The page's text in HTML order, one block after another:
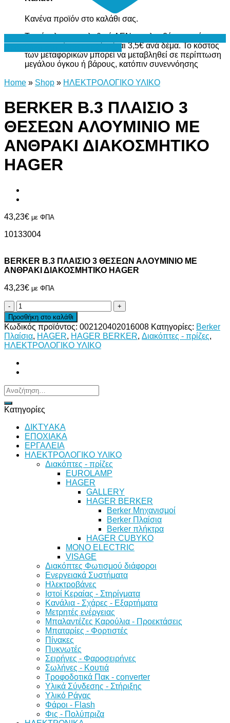
Κανένα προϊόν στο καλάθι σας.
Το σύνολο του καλαθιού ΔΕΝ περιλαμβάνει το κόστος
μεταφορικών, το οποίο είναι 3,5€ ανά δέμα. Το κόστος
των μεταφορικών μπορεί να μεταβληθεί σε περίπτωση
μεγάλου όγκου ή βάρους, κατόπιν συνεννόησης
Home » Shop » ΗΛΕΚΤΡΟΛΟΓΙΚΟ ΥΛΙΚΟ
BERKER Β.3 ΠΛΑΙΣΙΟ 3
ΘΕΣΕΩΝ ΑΛΟΥΜΙΝΙΟ ΜΕ
ΑΝΘΡΑΚΙ ΔΙΑΚΟΣΜΗΤΙΚΟ
HAGER
43,23€ με ΦΠΑ
10133004
BERKER Β.3 ΠΛΑΙΣΙΟ 3 ΘΕΣΕΩΝ ΑΛΟΥΜΙΝΙΟ ΜΕ
ΑΝΘΡΑΚΙ ΔΙΑΚΟΣΜΗΤΙΚΟ HAGER
43,23€ με ΦΠΑ
BERKER
Β.3
ΠΛΑΙΣΙΟ
3
ΘΕΣΕΩΝ
ΑΛΟΥΜΙΝΙΟ
ΜΕ
ΑΝΘΡΑΚΙ
HAGER
ποσότητα
Προσθήκη στο καλάθι
Κωδικός προϊόντος: 002120402016008 Κατηγορίες: Berker
Πλαίσια, HAGER, HAGER BERKER, Διακόπτες - πρίζες,
ΗΛΕΚΤΡΟΛΟΓΙΚΟ ΥΛΙΚΟ
Αναζήτηση
για:
Κατηγορίες
ΔΙKTΥAKA
ΕΠΟΧΙΑΚΑ
ΕΡΓΑΛΕΙΑ
ΗΛΕΚΤΡΟΛΟΓΙΚΟ ΥΛΙΚΟ
Διακόπτες - πρίζες
EUROLAMP
HAGER
GALLERY
HAGER BERKER
Berker Μηχανισμοί
Berker Πλαίσια
Berker πλήκτρα
HAGER CUBYKO
MONO ELECTRIC
VISAGE
Διακόπτες Φωτισμού διάφοροι
Ενεργειακά Συστήματα
Ηλεκτροβάνες
Ιστοί Κεραίας - Στηρίγματα
Κανάλια - Σχάρες - Εξαρτήματα
Μετρητές ενέργειας
Μπαλαντέζες Καρούλια - Προεκτάσεις
Μπαταρίες - Φορτιστές
Πίνακες
Πυκνωτές
Σειρήνες - Φαροσειρήνες
Σωλήνες - Κουτιά
Τροφοδοτικά Πακ - converter
Υλικά Σύνδεσης - Στήριξης
Υλικό Ράγας
Φάροι - Flash
Φις - Πολύπριζα